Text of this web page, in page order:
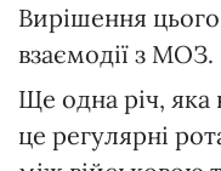
Вирішення
взаємодії з МОЗ.
Ще одна річ, яка
це регулярні